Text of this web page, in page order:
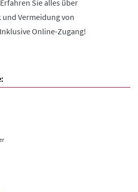
Sie alles über
Vermeidung von
Online-Zugang!